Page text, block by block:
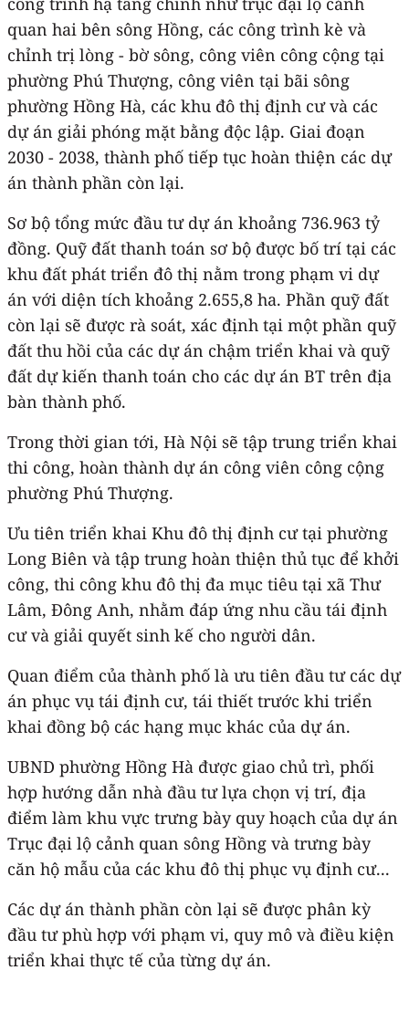
quan hai bên sông Hồng, các công trình kè và
chỉnh trị lòng - bờ sông, công viên công cộng tại
phường Phú Thượng, công viên tại bãi sông
phường Hồng Hà, các khu đô thị định cư và các
dự án giải phóng mặt bằng độc lập. Giai đoạn
2030 - 2038, thành phố tiếp tục hoàn thiện các dự
án thành phần còn lại.
Sơ bộ tổng mức đầu tư dự án khoảng 736.963 tỷ
đồng. Quỹ đất thanh toán sơ bộ được bố trí tại các
khu đất phát triển đô thị nằm trong phạm vi dự
án với diện tích khoảng 2.655,8 ha. Phần quỹ đất
còn lại sẽ được rà soát, xác định tại một phần quỹ
đất thu hồi của các dự án chậm triển khai và quỹ
đất dự kiến thanh toán cho các dự án BT trên địa
bàn thành phố.
Trong thời gian tới, Hà Nội sẽ tập trung triển khai
thi công, hoàn thành dự án công viên công cộng
phường Phú Thượng.
Ưu tiên triển khai Khu đô thị định cư tại phường
Long Biên và tập trung hoàn thiện thủ tục để khởi
công, thi công khu đô thị đa mục tiêu tại xã Thư
Lâm, Đông Anh, nhằm đáp ứng nhu cầu tái định
cư và giải quyết sinh kế cho người dân.
Quan điểm của thành phố là ưu tiên đầu tư các dự
án phục vụ tái định cư, tái thiết trước khi triển
khai đồng bộ các hạng mục khác của dự án.
UBND phường Hồng Hà được giao chủ trì, phối
hợp hướng dẫn nhà đầu tư lựa chọn vị trí, địa
điểm làm khu vực trưng bày quy hoạch của dự án
Trục đại lộ cảnh quan sông Hồng và trưng bày
căn hộ mẫu của các khu đô thị phục vụ định cư...
Các dự án thành phần còn lại sẽ được phân kỳ
đầu tư phù hợp với phạm vi, quy mô và điều kiện
triển khai thực tế của từng dự án.